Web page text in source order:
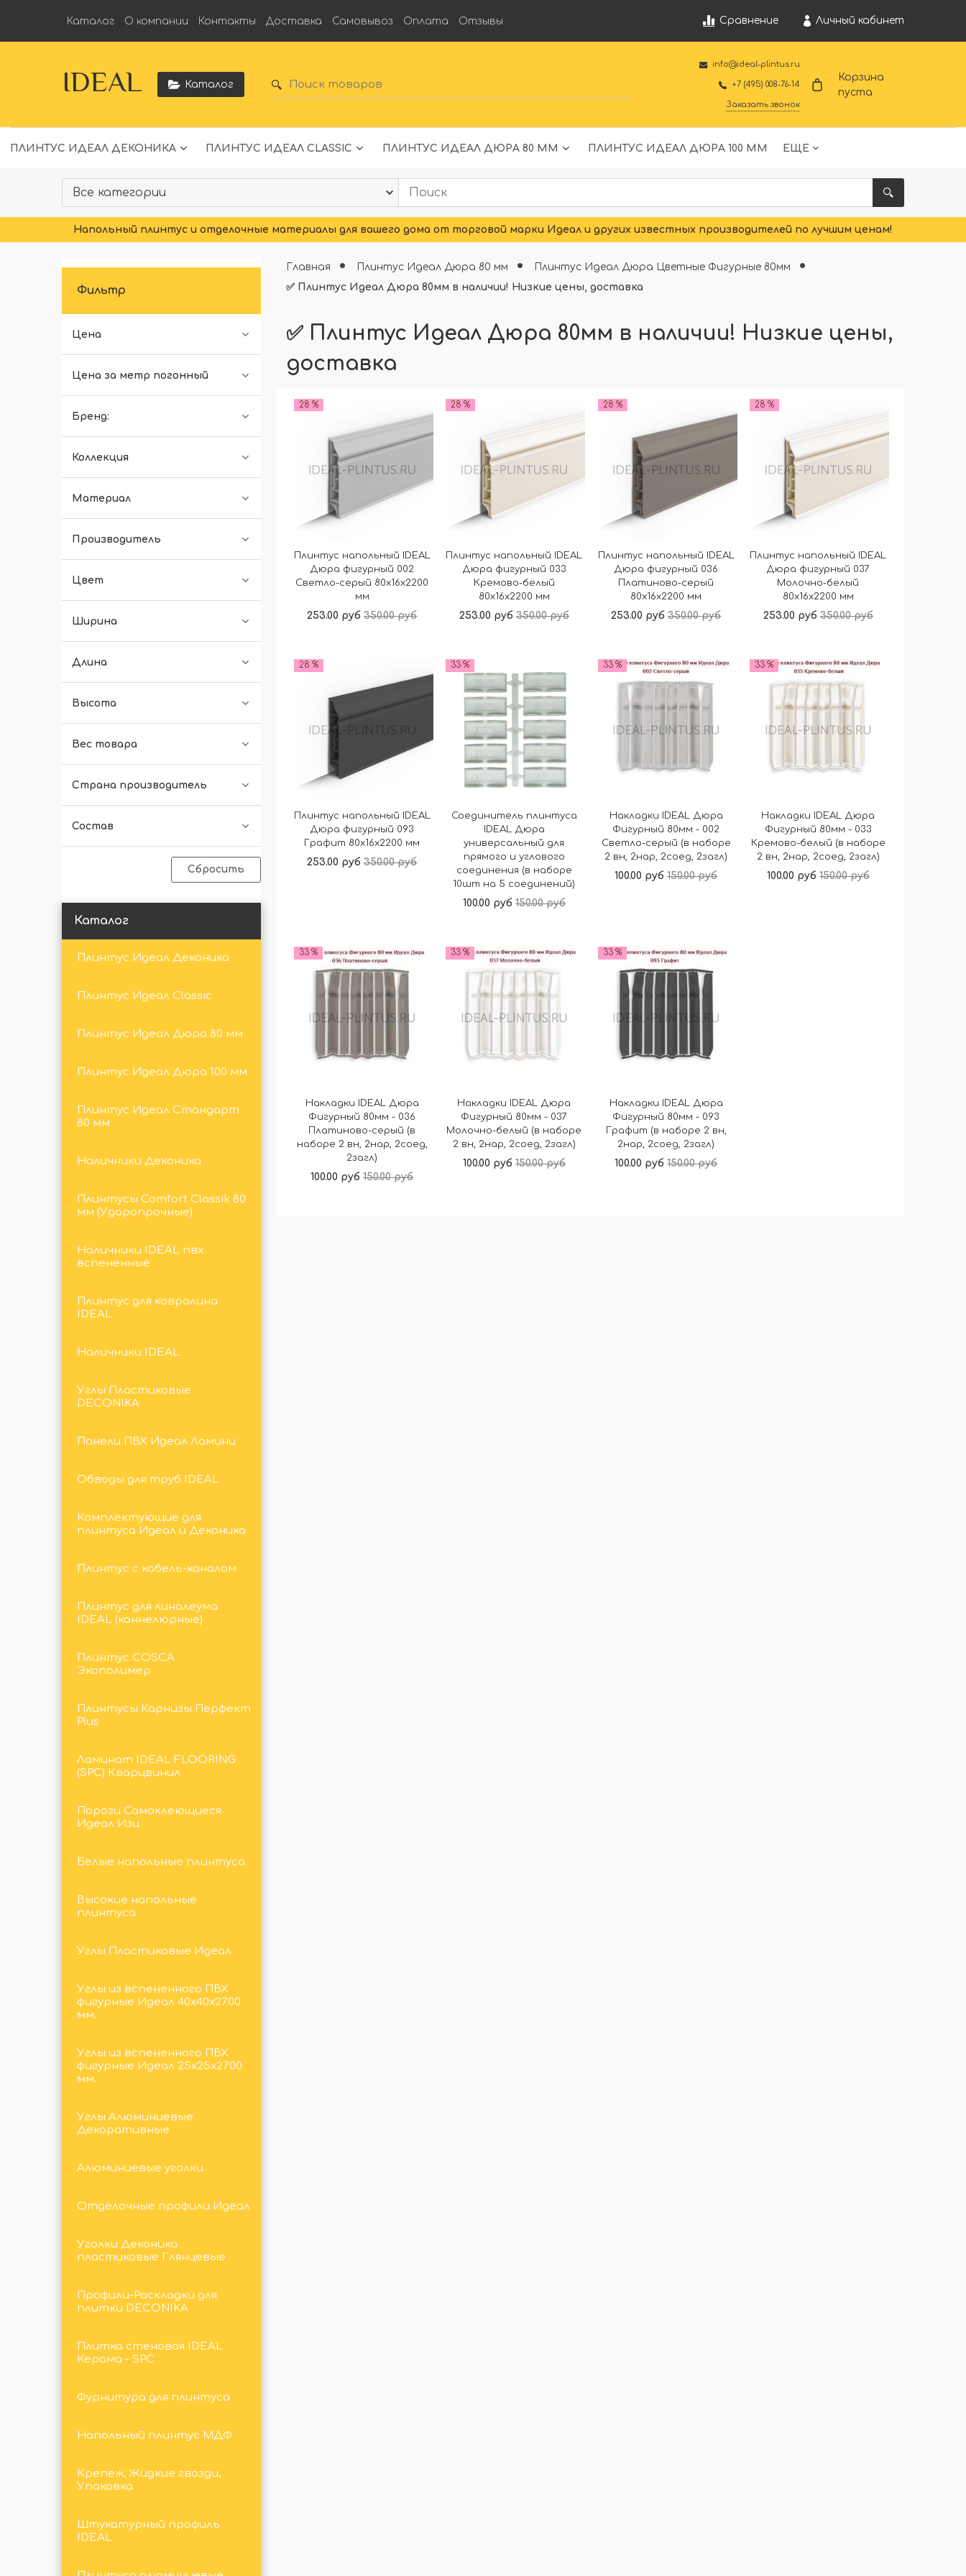
Сравнение Личный кабинет
Каталог О компании Контакты Доставка Самовывоз Оплата Отзывы
IDEAL Каталог
info@ideal-plintus.ru
+7 (495) 008-76-14
Заказать звонок
Корзина
пуста
ПЛИНТУС ИДЕАЛ ДЕКОНИКА ПЛИНТУС ИДЕАЛ CLASSIC ПЛИНТУС ИДЕАЛ ДЮРА 80 ММ ПЛИНТУС ИДЕАЛ ДЮРА 100 ММ ЕЩЕ
Напольный плинтус и отделочные материалы для вашего дома от торговой марки Идеал и других известных производителей по лучшим ценам!
Фильтр
Цена
Цена за метр погонный
Бренд:
Коллекция
Материал
Производитель
Цвет
Ширина
Длина
Высота
Вес товара
Страна производитель
Состав
Сбросить
Каталог
Плинтус Идеал Деконика
Плинтус Идеал Classic
Плинтус Идеал Дюра 80 мм
Плинтус Идеал Дюра 100 мм
Плинтус Идеал Стандарт
80 мм
Наличники Деконика
Плинтусы Comfort Classik 80
мм (Ударопрочные)
Наличники IDEAL пвх
вспененные
Плинтус для ковролина
IDEAL
Наличники IDEAL
Углы Пластиковые
DECONIKA
Панели ПВХ Идеал Ламини
Обводы для труб IDEAL
Комплектующие для
плинтуса Идеал и Деконика
Плинтус с кабель-каналом
Плинтус для линолеума
IDEAL (каннелюрные)
Плинтус COSCA
Экополимер
Плинтусы Карнизы Перфект
Plus
Ламинат IDEAL FLOORING
(SPC) Кварцвинил
Пороги Самоклеющиеся
Идеал Изи
Белые напольные плинтуса
Высокие напольные
плинтуса
Углы Пластиковые Идеал
Углы из вспененного ПВХ
фигурные Идеал 40х40х2700
мм.
Углы из вспененного ПВХ
фигурные Идеал 25х25х2700
мм.
Углы Алюминиевые
Декоративные
Алюминиевые уголки
Отделочные профили Идеал
Уголки Деконика
пластиковые Глянцевые
Профили-Раскладки для
плитки DECONIKA
Плитка стеновая IDEAL
Керама - SPC
Фурнитура для плинтуса
Напольный плинтус МДФ
Крепеж, Жидкие гвозди,
Упаковка
Штукатурный профиль
IDEAL
Главная Плинтус Идеал Дюра 80 мм
Плинтус Идеал Дюра Цветные Фигурные 80мм
✅ Плинтус Идеал Дюра 80мм в наличии! Низкие цены, доставка
✅ Плинтус Идеал Дюра 80мм в наличии! Низкие цены,
доставка
28 %
Плинтус напольный IDEAL
Дюра фигурный 002
Светло-серый 80x16x2200
мм
253.00 руб 350.00 руб
28 %
Плинтус напольный IDEAL
Дюра фигурный 033
Кремово-белый
80x16x2200 мм
253.00 руб 350.00 руб
28 %
Плинтус напольный IDEAL
Дюра фигурный 036
Платиново-серый
80x16x2200 мм
253.00 руб 350.00 руб
В корзину
28 %
Плинтус напольный IDEAL
Дюра фигурный 037
Молочно-белый
80x16x2200 мм
253.00 руб 350.00 руб
В корзину
28 %
Плинтус напольный IDEAL
Дюра фигурный 093
Графит 80x16x2200 мм
253.00 руб 350.00 руб
33 %
Соединитель плинтуса
IDEAL Дюра
универсальный для
прямого и углового
соединения (в наборе
10шт на 5 соединений)
100.00 руб 150.00 руб
В корзину
33 %
Накладки IDEAL Дюра
Фигурный 80мм - 002
Светло-серый (в наборе
2 вн, 2нар, 2соед, 2загл)
100.00 руб 150.00 руб
33 %
Накладки IDEAL Дюра
Фигурный 80мм - 033
Кремово-белый (в наборе
2 вн, 2нар, 2соед, 2загл)
100.00 руб 150.00 руб
33 %
Накладки IDEAL Дюра
Фигурный 80мм - 036
Платиново-серый (в
наборе 2 вн, 2нар, 2соед,
2загл)
100.00 руб 150.00 руб
33 %
Накладки IDEAL Дюра
Фигурный 80мм - 037
Молочно-белый (в наборе
2 вн, 2нар, 2соед, 2загл)
100.00 руб 150.00 руб
33 %
Накладки IDEAL Дюра
Фигурный 80мм - 093
Графит (в наборе 2 вн,
2нар, 2соед, 2загл)
100.00 руб 150.00 руб